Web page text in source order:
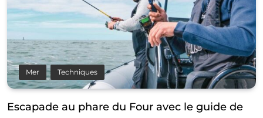
Mer Techniques
Escapade au phare du Four avec le guide de